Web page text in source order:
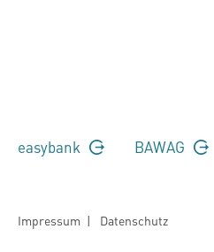
easybank BAWAG
Impressum | Datenschutz